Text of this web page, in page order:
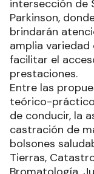
intersección de
Parkinson,
brindarán
amplia
facilitar el
prestaciones.
Entre las
teórico-
de conducir, la
castración de
bolsones
Tierras,